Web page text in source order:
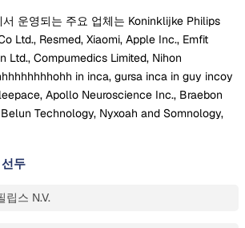
운영되는 주요 업체는 Koninklijke Philips
Ltd., Resmed, Xiaomi, Apple Inc., Emfit
Ltd., Compumedics Limited, Nihon
in inca, gursa inca in guy incoy
Apollo Neuroscience Inc., Braebon
Technology, Nyxoah and Somnology,
선두
립스 N.V.